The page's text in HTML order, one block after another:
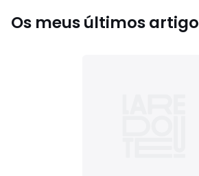
Os meus últimos